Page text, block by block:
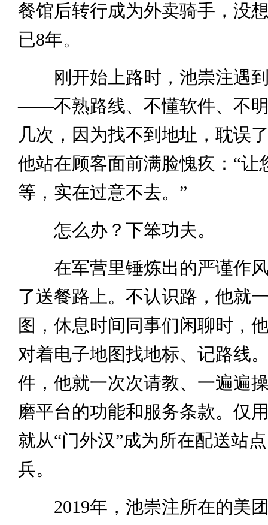
餐馆后转行成为外卖骑手，没
已8年。
刚开始上路时，池崇注遇到
——不熟路线、不懂软件、不
几次，因为找不到地址，耽误
他站在顾客面前满脸愧疚：“让
等，实在过意不去。”
怎么办？下笨功夫。
在军营里锤炼出的严谨作风
了送餐路上。不认识路，他就
图，休息时间同事们闲聊时，
对着电子地图找地标、记路线
件，他就一次次请教、一遍遍
磨平台的功能和服务条款。仅
就从“门外汉”成为所在配送站
兵。
2019年，池崇注所在的美